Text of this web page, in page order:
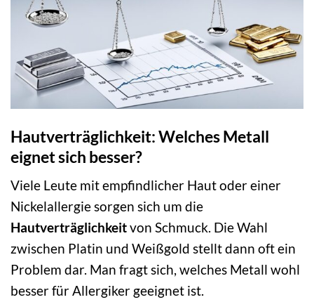
Hautverträglichkeit: Welches Metall
eignet sich besser?
Viele Leute mit empfindlicher Haut oder einer
Nickelallergie sorgen sich um die
Hautverträglichkeitvon Schmuck. Die Wahl
zwischen Platin und Weißgold stellt dann oft ein
Problem dar. Man fragt sich, welches Metall wohl
besser für Allergiker geeignet ist.